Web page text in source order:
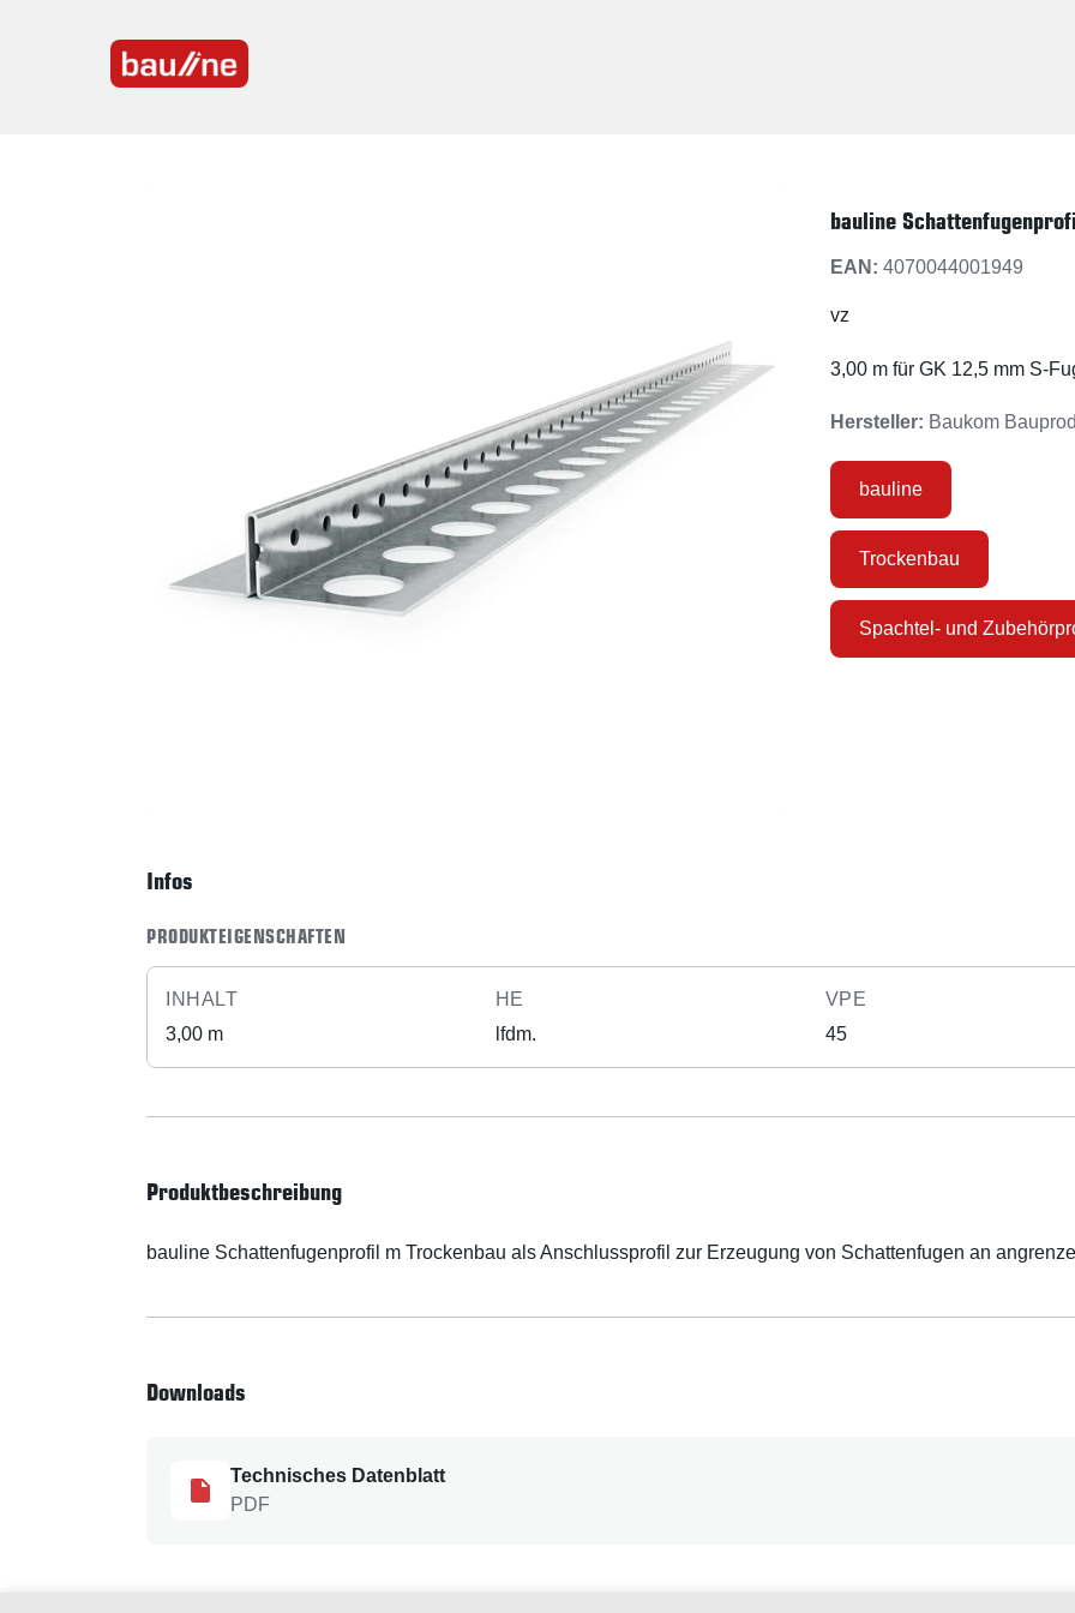
bauline
EAN: 4070044001949
vz
3,00 m für GK 12,5 mm S-
Hersteller: Baukom
bauline
Trockenbau
Spachtel- und
Infos
PRODUKTEIGENSCHAFTEN
INHALT
3,00 m
HE
lfdm.
VPE
45
Produktbeschreibung
bauline Schattenfugenprofil m Trockenbau als Anschlussprofil zur Erzeugung von Schattenfugen an
Downloads
Technisches Datenblatt
PDF